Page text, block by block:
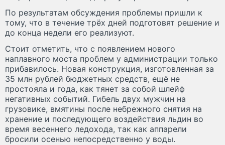
По результатам обсуждения проблемы пришли к
тому, что в течение трёх дней подготовят решение и
до конца недели его реализуют.
Стоит отметить, что с появлением нового
наплавного моста проблем у администрации только
прибавилось. Новая конструкция, изготовленная за
35 млн рублей бюджетных средств, ещё не
простояла и года, как тянет за собой шлейф
негативных событий. Гибель двух мужчин на
грузовике, вмятины после небрежного снятия на
хранение и последующего воздействия льдин во
время весеннего ледохода, так как аппарели
бросили осенью непосредственно у воды.